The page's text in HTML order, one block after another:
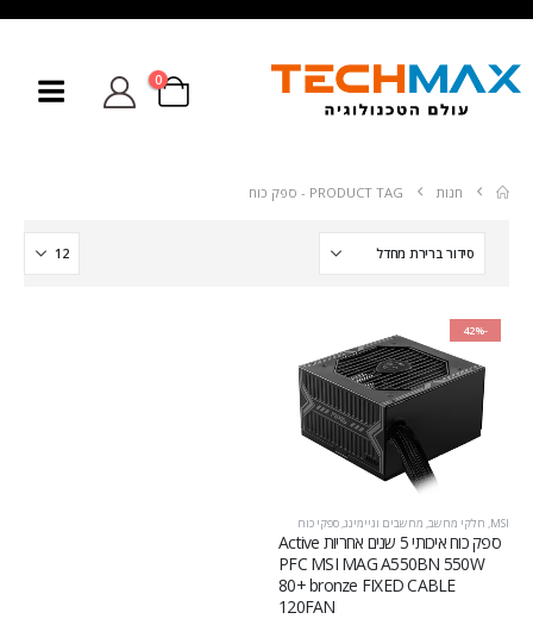
0
חנות PRODUCT TAG - ספק כוח
-42%
MSI
, חלקי מחשב, מחשבים וגיימינג,ספקי כוח
ספק כוח איכותי 5 שנים אחריות Active
PFC MSI MAG A550BN 550W
80+ bronze FIXED CABLE
120FAN